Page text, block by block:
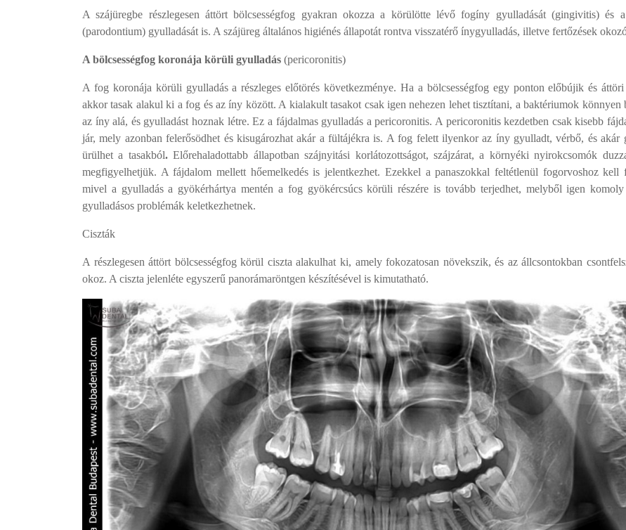
A szájüregbe részlegesen áttört bölcsességfog gyakran okozza a körülötte lévő fogíny gyulladását (gingivitis) és
(parodontium) gyulladását is. A szájüreg általános higiénés állapotát rontva visszatérő ínygyulladás, illetve fertőzések
A bölcsességfog koronája körüli gyulladás (pericoronitis)
A fog koronája körüli gyulladás a részleges előtörés következménye. Ha a bölcsességfog egy ponton előbújik és
akkor tasak alakul ki a fog és az íny között. A kialakult tasakot csak igen nehezen lehet tisztítani, a baktériumok könnyen
az íny alá, és gyulladást hoznak létre. Ez a fájdalmas gyulladás a pericoronitis. A pericoronitiskezdetben csak kisebb
jár, mely azonban felerősödhet és kisugározhat akár a fültájékra is. A fog felett ilyenkor az íny gyulladt, vérbő, és akár
ürülhet a tasakból.Előrehaladottabb állapotban szájnyitási korlátozottságot, szájzárat, a környéki nyirokcsomók
megfigyelhetjük. A fájdalom mellett hőemelkedés is jelentkezhet. Ezekkel a panaszokkal feltétlenül fogorvoshoz kell
mivel a gyulladás a gyökérhártya mentén a fog gyökércsúcs körüli részére is tovább terjedhet, melyből igen
gyulladásos problémák keletkezhetnek.
Ciszták
A részlegesen áttört bölcsességfog körül ciszta alakulhat ki, amely fokozatosan növekszik, és az állcsontokban
okoz. A ciszta jelenléte egyszerű panorámaröntgen készítésével is kimutatható.